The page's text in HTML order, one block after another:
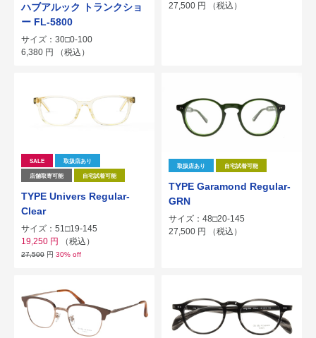
ハブアルック トランクショ
ー FL-5800
サイズ：30□0-100
6,380 円 （税込）
27,500 円 （税込）
SALE 取扱店あり
店舗取寄可能 自宅試着可能
TYPE Univers Regular-
Clear
サイズ：51□19-145
19,250 円 （税込）
27,500 円 30% off
取扱店あり 自宅試着可能
TYPE Garamond Regular-
GRN
サイズ：48□20-145
27,500 円 （税込）